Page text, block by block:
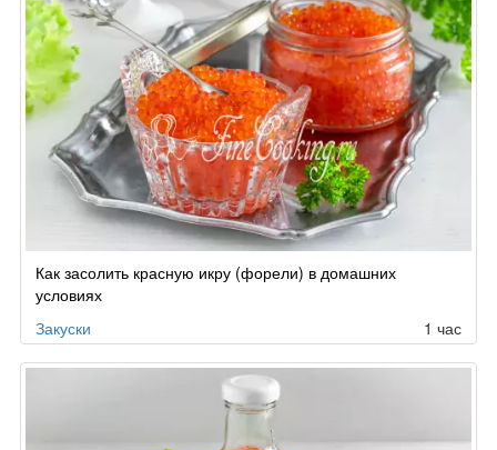
Как засолить красную икру (форели) в домашних
условиях
Закуски
1 час